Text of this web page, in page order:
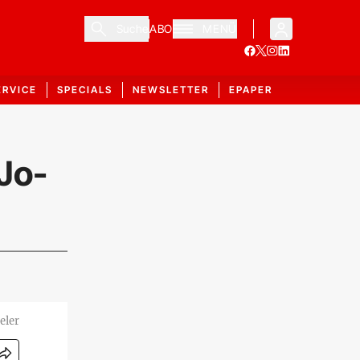
ABO
SPECIALS NEWSLETTER EPAPER